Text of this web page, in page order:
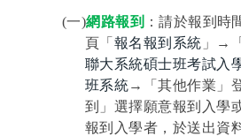
(一)網路報到 ：請於報到時
頁「 報名報到系統 」→
聯大系統碩士班考試入
班系統→
「其他作業」
到」選擇願意報到入學
報到入學者，於送出資